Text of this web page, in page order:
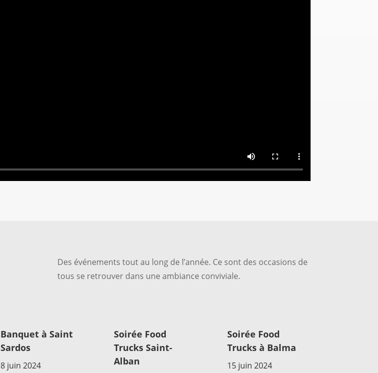
Des événements tout au long de l’année. Ce sont des occasions de
tous se retrouver dans une ambiance conviviale.
Banquet à Saint
Sardos
8 juin 2024
Soirée Food
Trucks Saint-
Alban
Soirée Food
Trucks à Balma
15 juin 2024